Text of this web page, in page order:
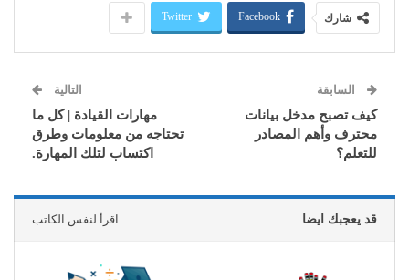
شارك Facebook
Twitter
السابقة
كيف تصبح مدخل بيانات
محترف وأهم المصادر
للتعلم؟
التالية
مهارات القيادة | كل ما
تحتاجه من معلومات وطرق
اكتساب لتلك المهارة.
قد يعجبك ايضا اقرأ لنفس الكاتب